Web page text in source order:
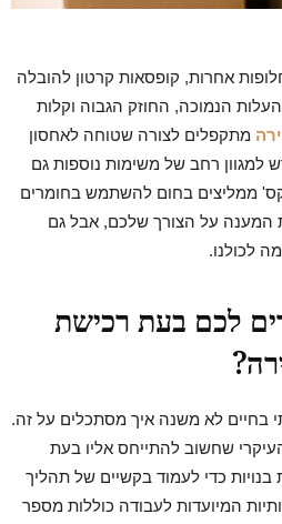
אחרות, קופסאות קרטון להובלה
הנמוכה, החוזק הגבוה וקלות
מתקפלים לצורה שטוחה לאחסון
למגוון רחב של משימות נוספות גם
ממליצים בחום להשתמש בחומרים
המענה על הצורך שלכם, אבל גם
לכולנו.
לכם בעת רכישת
בחיים לא משנה איך מסתכלים על זה.
שחשוב להתייחס אליו בעת
כדי לעמוד בקשיים של תהליך
המיועדות לעבודה כוללות מספר